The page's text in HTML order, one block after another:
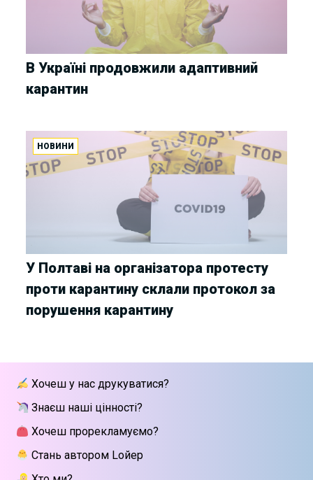
В Україні продовжили адаптивний
карантин
НОВИНИ
У Полтаві на організатора протесту
проти карантину склали протокол за
порушення карантину
Хочеш у нас друкуватися?
Знаєш наші цінності?
Хочеш прорекламуємо?
Стань автором Lойер